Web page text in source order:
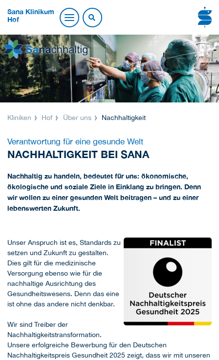
Sana Klinikum
Hof
Kliniken Hof Über uns Nachhaltigkeit
Verantwortung für eine gesunde Welt
NACHHALTIGKEIT BEI SANA
Nachhaltig zu handeln, bedeutet für uns: ökonomische,
ökologische und soziale Ziele in Einklang zu bringen. Denn
wir wollen zu einer gesunden Welt beitragen – und zu einer
lebenswerten Zukunft.
Unser Anspruch ist es, Standards zu
setzen und Zukunft zu gestalten.
Dies gilt für die medizinische
Versorgung ebenso wie für die
nachhaltige Ausrichtung des
Gesundheitswesens. Denn das eine
ist ohne das andere nicht denkbar.
Wir sind Treiber der
Nachhaltigkeitstransformation.
Unsere erfolgreiche Bewerbung für den Deutschen
Nachhaltigkeitspreis Gesundheit 2025 zeigt, dass wir mit unseren